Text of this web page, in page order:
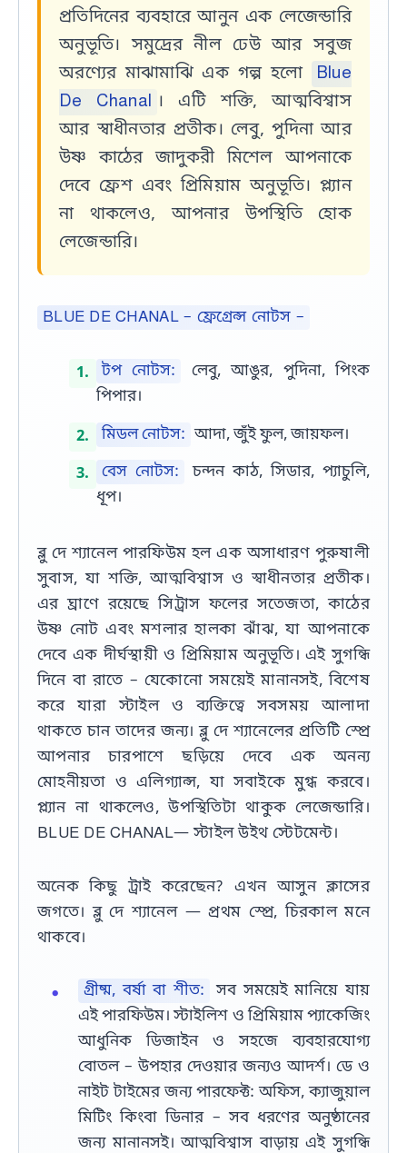
প্রতিদিনের ব্যবহারে আনুন এক লেজেন্ডারি
অনুভূতি। সমুদ্রের নীল ঢেউ আর সবুজ
অরণ্যের মাঝামাঝি এক গল্প হলো
Blue
De Chanal । এটি শক্তি, আত্মবিশ্বাস
আর স্বাধীনতার প্রতীক। লেবু, পুদিনা আর
উষ্ণ কাঠের জাদুকরী মিশেল আপনাকে
দেবে ফ্রেশ এবং প্রিমিয়াম অনুভূতি। প্ল্যান
না থাকলেও, আপনার উপস্থিতি হোক
লেজেন্ডারি।
BLUE DE CHANAL – ফ্রেগ্রেন্স নোটস –
টপ নোটস:
লেবু, আঙুর, পুদিনা, পিংক
পিপার।
মিডল নোটস: আদা, জুঁই ফুল, জায়ফল।
বেস নোটস:
চন্দন কাঠ, সিডার, প্যাচুলি,
ধূপ।
ব্লু দে শ্যানেল পারফিউম হল এক অসাধারণ পুরুষালী
সুবাস, যা শক্তি, আত্মবিশ্বাস ও স্বাধীনতার প্রতীক।
এর ঘ্রাণে রয়েছে সিট্রাস ফলের সতেজতা, কাঠের
উষ্ণ নোট এবং মশলার হালকা ঝাঁঝ, যা আপনাকে
দেবে এক দীর্ঘস্থায়ী ও প্রিমিয়াম অনুভূতি। এই সুগন্ধি
দিনে বা রাতে – যেকোনো সময়েই মানানসই, বিশেষ
করে যারা স্টাইল ও ব্যক্তিত্বে সবসময় আলাদা
থাকতে চান তাদের জন্য। ব্লু দে শ্যানেলের প্রতিটি স্প্রে
আপনার চারপাশে ছড়িয়ে দেবে এক অনন্য
মোহনীয়তা ও এলিগ্যান্স, যা সবাইকে মুগ্ধ করবে।
প্ল্যান না থাকলেও, উপস্থিতিটা থাকুক লেজেন্ডারি।
BLUE DE CHANAL— স্টাইল উইথ স্টেটমেন্ট।
অনেক কিছু ট্রাই করেছেন? এখন আসুন ক্লাসের
জগতে। ব্লু দে শ্যানেল — প্রথম স্প্রে, চিরকাল মনে
থাকবে।
গ্রীষ্ম, বর্ষা বা শীত: সব সময়েই মানিয়ে যায়
এই পারফিউম। স্টাইলিশ ও প্রিমিয়াম প্যাকেজিং
আধুনিক ডিজাইন ও সহজে ব্যবহারযোগ্য
বোতল – উপহার দেওয়ার জন্যও আদর্শ। ডে ও
নাইট টাইমের জন্য পারফেক্ট: অফিস, ক্যাজুয়াল
মিটিং কিংবা ডিনার – সব ধরণের অনুষ্ঠানের
জন্য মানানসই। আত্মবিশ্বাস বাড়ায় এই সুগন্ধি